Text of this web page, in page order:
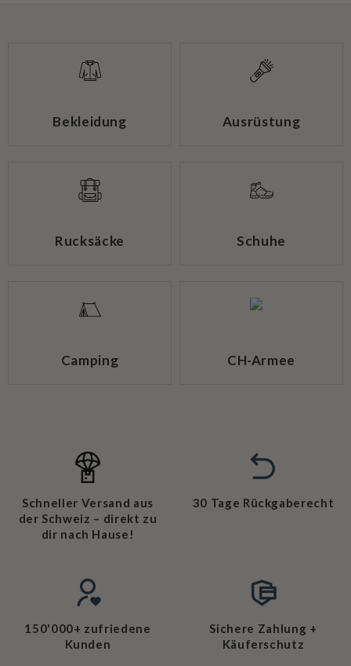
Bekleidung Ausrüstung
Rucksäcke Schuhe
Camping CH-Armee
Schneller Versand aus
der Schweiz – direkt zu
dir nach Hause!
30 Tage Rückgaberecht
150'000+ zufriedene
Kunden
Sichere Zahlung +
Käuferschutz